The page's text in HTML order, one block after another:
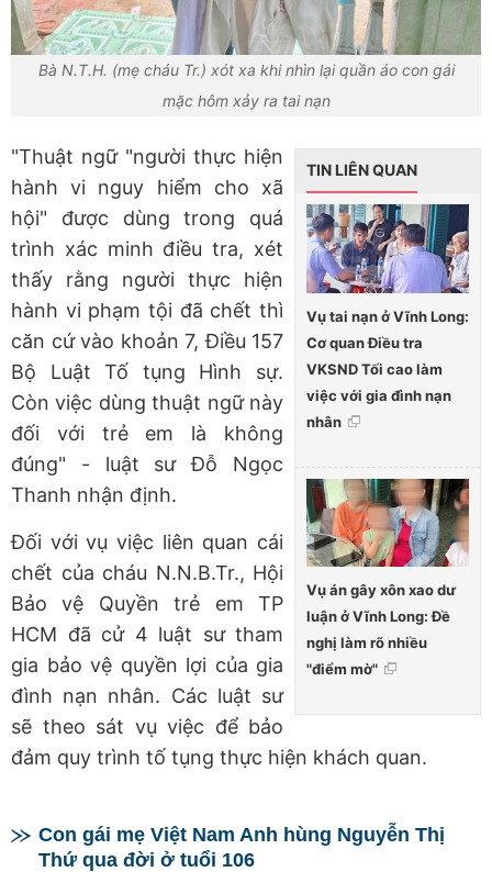
Bà N.T.H. (mẹ cháu Tr.) xót xa khi nhìn lại quần áo con gái
mặc hôm xảy ra tai nạn
TIN LIÊN QUAN
Vụ tai nạn ở Vĩnh Long:
Cơ quan Điều tra
VKSND Tối cao làm
việc với gia đình nạn
nhân
Vụ án gây xôn xao dư
luận ở Vĩnh Long: Đề
nghị làm rõ nhiều
"điểm mờ"
"Thuật ngữ "người thực hiện
hành vi nguy hiểm cho xã
hội" được dùng trong quá
trình xác minh điều tra, xét
thấy rằng người thực hiện
hành vi phạm tội đã chết thì
căn cứ vào khoản 7, Điều 157
Bộ Luật Tố tụng Hình sự.
Còn việc dùng thuật ngữ này
đối với trẻ em là không
đúng" - luật sư Đỗ Ngọc
Thanh nhận định.
Đối với vụ việc liên quan cái
chết của cháu N.N.B.Tr., Hội
Bảo vệ Quyền trẻ em TP
HCM đã cử 4 luật sư tham
gia bảo vệ quyền lợi của gia
đình nạn nhân. Các luật sư
sẽ theo sát vụ việc để bảo
đảm quy trình tố tụng thực hiện khách quan.
Con gái mẹ Việt Nam Anh hùng Nguyễn Thị
Thứ qua đời ở tuổi 106